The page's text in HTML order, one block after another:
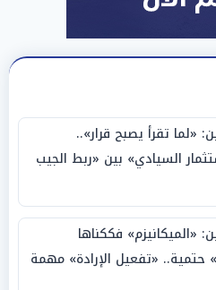
«لما تقرأ يصبح قرار»..
السيادي» بين «ربط الجيب
الكلمة»
«الميكانيزم» فككناها
حتمية.. «تفعيل الإرادة» مهمة